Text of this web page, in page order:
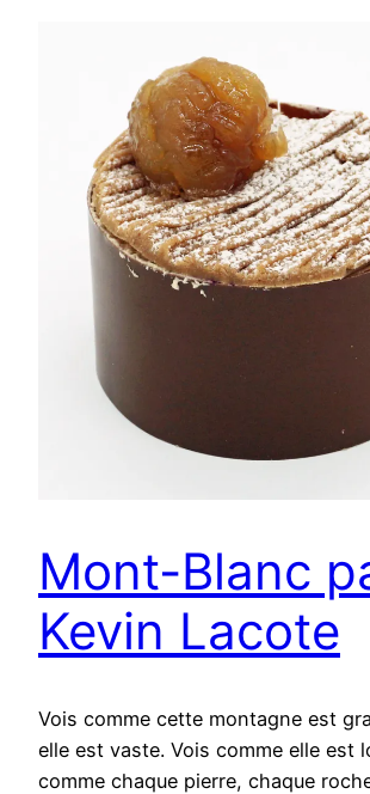
Mont-Blanc
Kevin Lacote
Vois comme cette montagne est
elle est vaste. Vois comme elle est
comme chaque pierre, chaque